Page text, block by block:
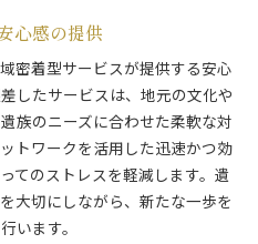
時間を提供
整理プロセス
具体的支援
心感の提供
密着型サービスが提供する安心
したサービスは、地元の文化や
族のニーズに合わせた柔軟な対
トワークを活用した迅速かつ効
てのストレスを軽減します。遺
大切にしながら、新たな一歩を
います。